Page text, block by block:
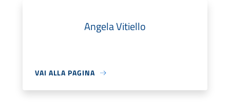
Angela Vitiello
VAI ALLA PAGINA